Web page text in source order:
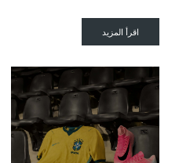
اقرأ المزيد